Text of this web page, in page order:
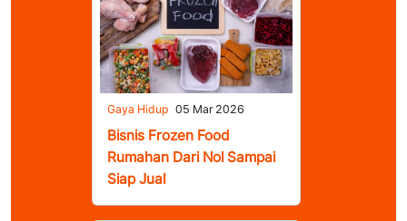
Gaya Hidup 05 Mar 2026
Bisnis Frozen Food
Rumahan Dari Nol Sampai
Siap Jual